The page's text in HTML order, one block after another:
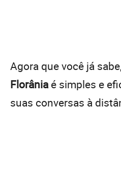
Agora que você já
Florânia é simples e
suas conversas à